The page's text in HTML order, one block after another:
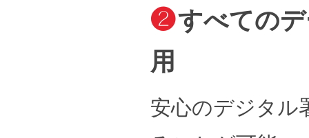
❷すべての
用
安心のデジタル